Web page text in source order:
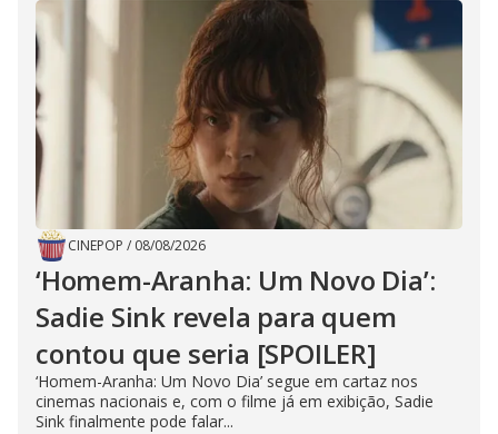
CINEPOP / 08/08/2026
‘Homem-Aranha: Um Novo Dia’:
Sadie Sink revela para quem
contou que seria [SPOILER]
‘Homem-Aranha: Um Novo Dia’ segue em cartaz nos
cinemas nacionais e, com o filme já em exibição, Sadie
Sink finalmente pode falar...